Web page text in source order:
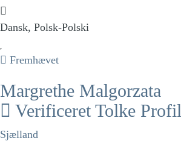
Dansk, Polsk-Polski
Fremhævet
Margrethe Malgorzata
Verificeret Tolke Profil
Sjælland